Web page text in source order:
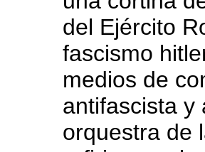
del Ejército
fascismo
medios de
antifascista y
orquestra de